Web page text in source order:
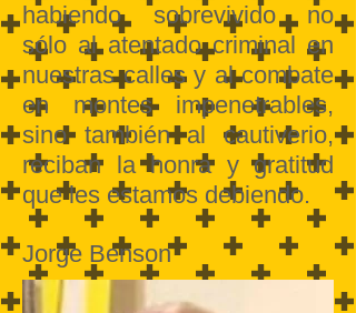
habiendo sobrevivido no
sólo al atentado criminal en
nuestras calles y al combate
en montes impenetrables,
sino también al cautiverio,
reciban la honra y gratitud
que les estamos debiendo.
Jorge Benson